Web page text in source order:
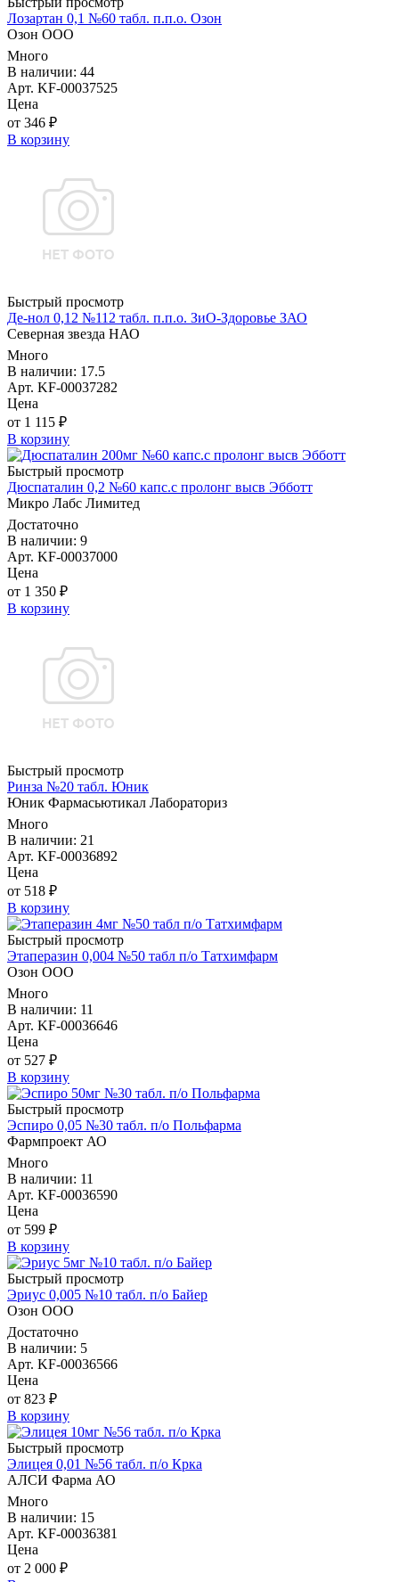
Лозартан 0,1 №60 табл. п.п.о. Озон
Озон ООО
Много
В наличии: 44
Арт. KF-00037525
Цена
от 346 ₽
В корзину
Быстрый просмотр
Де-нол 0,12 №112 табл. п.п.о. ЗиО-Здоровье ЗАО
Северная звезда НАО
Много
В наличии: 17.5
Арт. KF-00037282
Цена
от 1 115 ₽
В корзину
Быстрый просмотр
Дюспаталин 0,2 №60 капс.с пролонг высв Эбботт
Микро Лабс Лимитед
Достаточно
В наличии: 9
Арт. KF-00037000
Цена
от 1 350 ₽
В корзину
Быстрый просмотр
Ринза №20 табл. Юник
Юник Фармасьютикал Лабораториз
Много
В наличии: 21
Арт. KF-00036892
Цена
от 518 ₽
В корзину
Быстрый просмотр
Этаперазин 0,004 №50 табл п/о Татхимфарм
Озон ООО
Много
В наличии: 11
Арт. KF-00036646
Цена
от 527 ₽
В корзину
Быстрый просмотр
Эспиро 0,05 №30 табл. п/о Польфарма
Фармпроект АО
Много
В наличии: 11
Арт. KF-00036590
Цена
от 599 ₽
В корзину
Быстрый просмотр
Эриус 0,005 №10 табл. п/о Байер
Озон ООО
Достаточно
В наличии: 5
Арт. KF-00036566
Цена
от 823 ₽
В корзину
Быстрый просмотр
Элицея 0,01 №56 табл. п/о Крка
АЛСИ Фарма АО
Много
В наличии: 15
Арт. KF-00036381
Цена
от 2 000 ₽